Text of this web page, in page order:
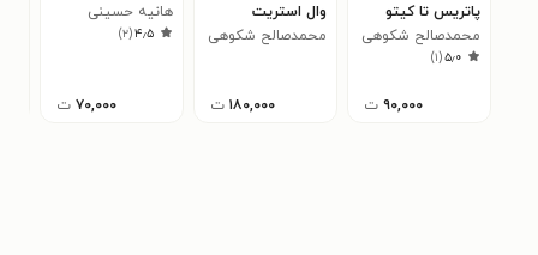
پاتریس تا کیتو
محمدصالح شکوهی
بیدهندی
۵٫۰(۱)
۹۰,۰۰۰ ت
وال استریت
محمدصالح شکوهی
۱۸۰,۰۰۰ ت
هانیه حسینی
۴٫۵(۲)
۷۰,۰۰۰ ت